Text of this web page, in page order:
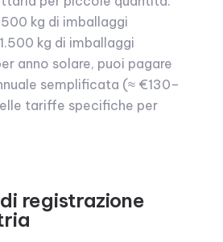
kg di imballaggi
kg di imballaggi
anno solare, puoi pagare
semplificata (≈ €130–
tariffe specifiche per
registrazione